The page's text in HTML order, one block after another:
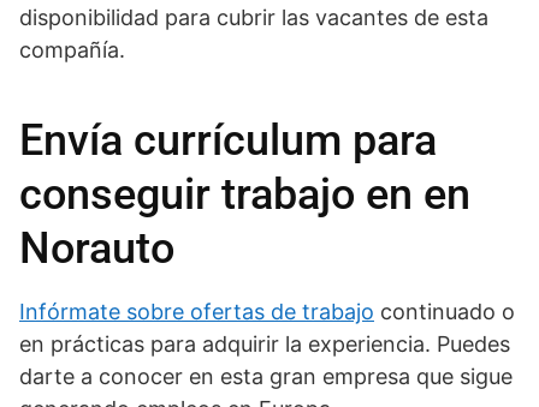
disponibilidad para cubrir las vacantes de esta
compañía.
Envía currículum para
conseguir trabajo en en
Norauto
Infórmate sobre ofertas de trabajo continuado o
en prácticas para adquirir la experiencia. Puedes
darte a conocer en esta gran empresa que sigue